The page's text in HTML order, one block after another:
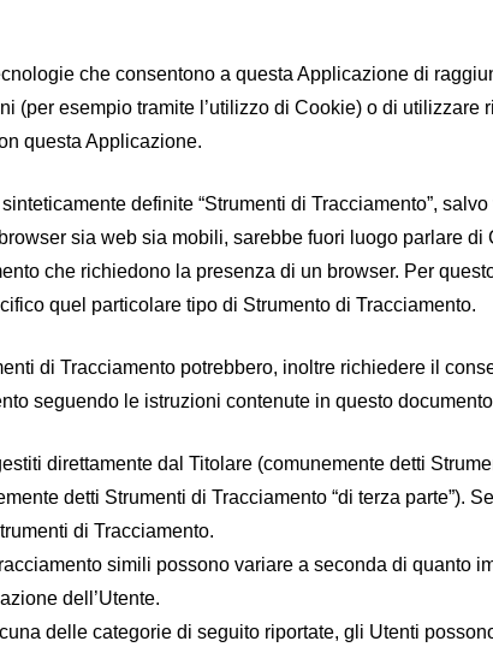
che consentono a questa Applicazione di
(per esempio tramite l’utilizzo di Cookie) o di utilizzare
questa Applicazione.
definite “Strumenti di Tracciamento”,
sia web sia mobili, sarebbe fuori luogo parlare
che richiedono la presenza di un browser. Per
quel particolare tipo di Strumento di Tracciamento.
di Tracciamento potrebbero, inoltre richiedere il
seguendo le istruzioni contenute in questo
direttamente dal Titolare (comunemente detti
detti Strumenti di Tracciamento “di terza parte”).
di Tracciamento.
simili possono variare a seconda di quanto
dell’Utente.
delle categorie di seguito riportate, gli Utenti